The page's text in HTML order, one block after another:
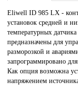
Eliwell ID 985 LX -
установок средней и
температурных
предназначены для
разморозкой и
запрограммировано
Как опция возможна
напряжением